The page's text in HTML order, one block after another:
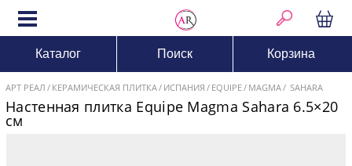
Каталог Поиск Корзина
АРТ РЕАЛ КЕРАМИЧЕСКАЯ ПЛИТКА ИСПАНИЯ EQUIPE MAGMA SAHARA
Настенная плитка Equipe Magma Sahara 6.5×20
см